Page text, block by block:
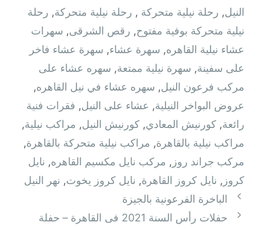
النيل, رحلة نيلية متحركة ‫ , رحلة نيلية متحركة, رحلة
نيلية متحركة بوفية مفتوح, رقص الشرقى, سهرات
عشاء نيلية القاهره, سهرة عشاء, سهرة عشاء فاخر
على سفينة, سهرة نيلية ممتعة, سهره عشاء على
مركب فرعون النيل, سهره عشاء في نيل القاهره‏,
عروض البواخر النيلية, عشاء على النيل, فقرات فنية
رائعة, كورنيش المعادي, كورنيش النيل, مراكب نيلية,
مراكب نيلية بالقاهرة, مراكب نيلية متحركة بالقاهرة,
مركب جراند روز , مركب نايل مكسيم القاهره, نايل
كروز , نايل كروز القاهرة, نايل كروز يخوت, نهر النيل
الباخرة الفرعونية بالجيزة
حفلات رأس السنة 2021 فى القاهرة – حفلة